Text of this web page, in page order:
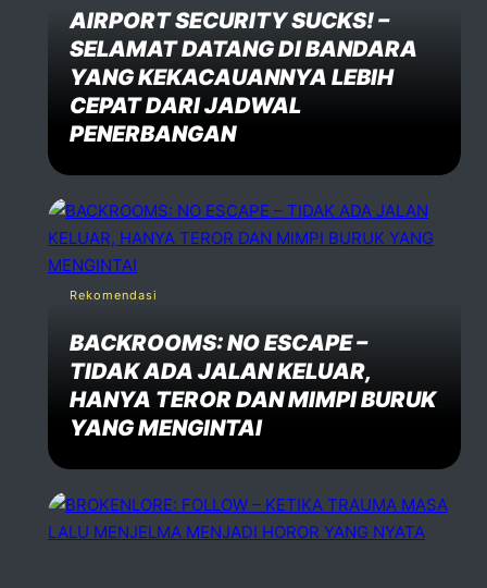
AIRPORT SECURITY SUCKS! –
SELAMAT DATANG DI BANDARA
YANG KEKACAUANNYA LEBIH
CEPAT DARI JADWAL
PENERBANGAN
Rekomendasi
BACKROOMS: NO ESCAPE –
TIDAK ADA JALAN KELUAR,
HANYA TEROR DAN MIMPI BURUK
YANG MENGINTAI